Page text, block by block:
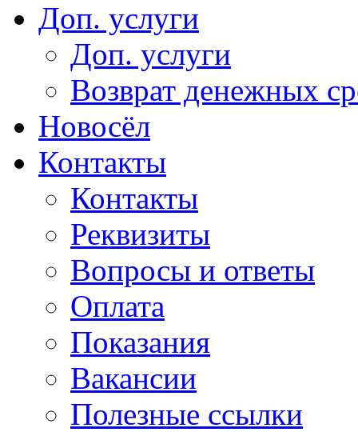
Доп. услуги
Доп. услуги
Возврат денежных
Новосёл
Контакты
Контакты
Реквизиты
Вопросы и ответы
Оплата
Показания
Вакансии
Полезные ссылки